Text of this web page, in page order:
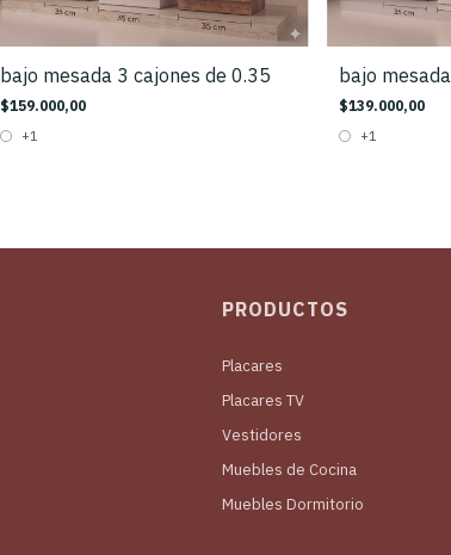
bajo mesada 3 cajones de 0.35
$159.000,00
+1
bajo
$139.000,00
+1
PRODUCTOS
Placares
Placares TV
Vestidores
Muebles de Cocina
Muebles Dormitorio